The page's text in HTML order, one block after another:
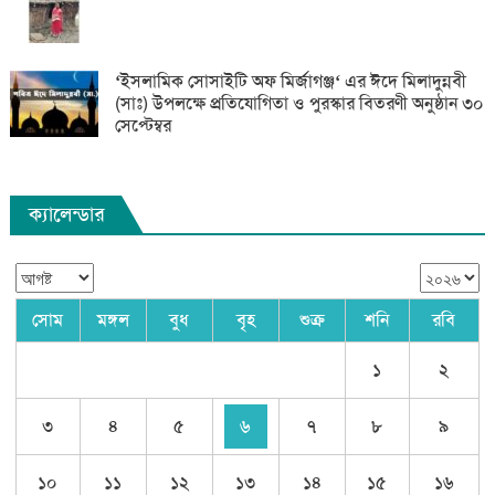
‘ইসলামিক সোসাইটি অফ মির্জাগঞ্জ‘ এর ঈদে মিলাদুন্নবী
(সাঃ) উপলক্ষে প্রতিযোগিতা ও পুরস্কার বিতরণী অনুষ্ঠান ৩০
সেপ্টেম্বর
ক্যালেন্ডার
সোম মঙ্গল বুধ বৃহ শুক্র শনি রবি
১ ২
৩ ৪ ৫ ৬ ৭ ৮ ৯
১০ ১১ ১২ ১৩ ১৪ ১৫ ১৬